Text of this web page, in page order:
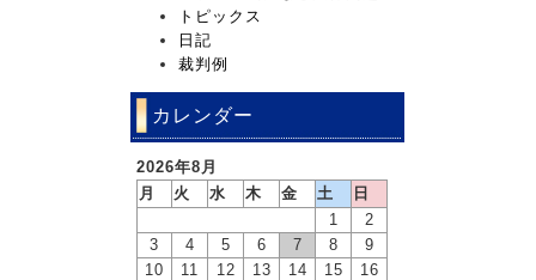
トピックス
日記
裁判例
カレンダー
2026年8月
月
火 水 木 金 土
日
1
2
3
4 5 6 7 8
9
10
11 12 13 14 15
16